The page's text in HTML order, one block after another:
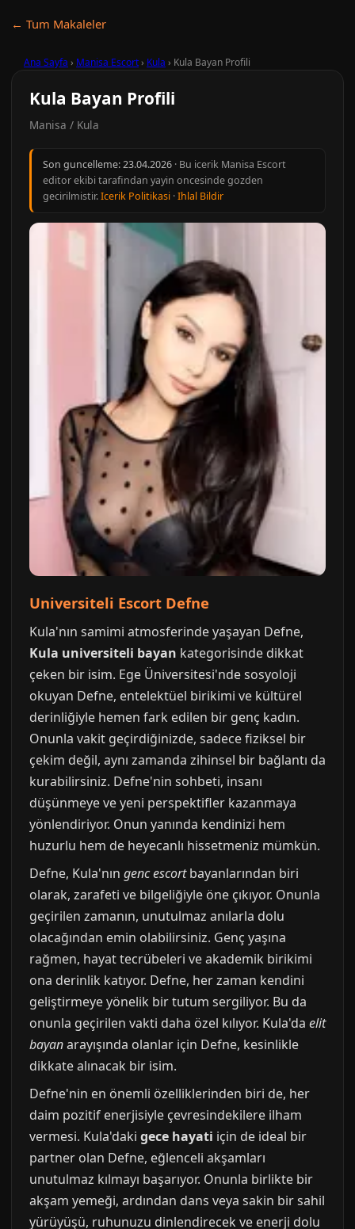
← Tum Makaleler
Ana Sayfa › Manisa Escort› Kula › Kula Bayan Profili
Kula Bayan Profili
Manisa / Kula
Son guncelleme:23.04.2026 · Bu icerik Manisa Escort
editor ekibi tarafindan yayin oncesinde gozden
gecirilmistir.Icerik Politikasi ·Ihlal Bildir
Universiteli Escort Defne
Kula'nın samimi atmosferinde yaşayan Defne,
Kula universiteli bayan kategorisinde dikkat
çeken bir isim. Ege Üniversitesi'nde sosyoloji
okuyan Defne, entelektüel birikimi ve kültürel
derinliğiyle hemen fark edilen bir genç kadın.
Onunla vakit geçirdiğinizde, sadece fiziksel bir
çekim değil, aynı zamanda zihinsel bir bağlantı da
kurabilirsiniz. Defne'nin sohbeti, insanı
düşünmeye ve yeni perspektifler kazanmaya
yönlendiriyor. Onun yanında kendinizi hem
huzurlu hem de heyecanlı hissetmeniz mümkün.
Defne, Kula'nın genc escortbayanlarından biri
olarak, zarafeti ve bilgeliğiyle öne çıkıyor. Onunla
geçirilen zamanın, unutulmaz anılarla dolu
olacağından emin olabilirsiniz. Genç yaşına
rağmen, hayat tecrübeleri ve akademik birikimi
ona derinlik katıyor. Defne, her zaman kendini
geliştirmeye yönelik bir tutum sergiliyor. Bu da
onunla geçirilen vakti daha özel kılıyor. Kula'da elit
bayanarayışında olanlar için Defne, kesinlikle
dikkate alınacak bir isim.
Defne'nin en önemli özelliklerinden biri de, her
daim pozitif enerjisiyle çevresindekilere ilham
vermesi. Kula'daki gece hayati için de ideal bir
partner olan Defne, eğlenceli akşamları
unutulmaz kılmayı başarıyor. Onunla birlikte bir
akşam yemeği, ardından dans veya sakin bir sahil
yürüyüşü, ruhunuzu dinlendirecek ve enerji dolu